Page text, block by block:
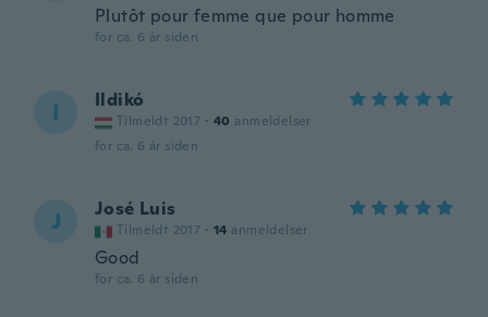
Plutôt pour femme que pour homme
for ca. 6 år siden
I Ildikó
Tilmeldt 2017 · 40 anmeldelser
for ca. 6 år siden
J José Luis
Tilmeldt 2017 · 14 anmeldelser
Good
for ca. 6 år siden